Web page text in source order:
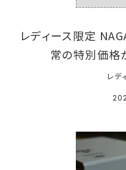
レディース限定
常の特別価格
レデ